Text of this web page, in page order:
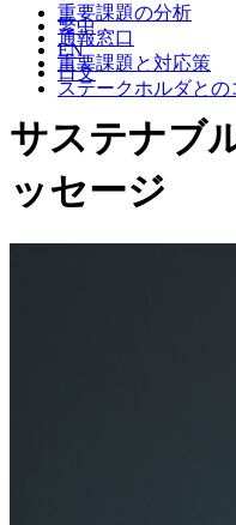
重要課題の分析
通報窓口
重要課題と対応策
ステークホルダと
繁中
EN
日文
サステナブ
ッセージ